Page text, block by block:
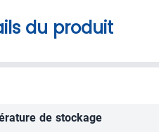
du produit
de stockage